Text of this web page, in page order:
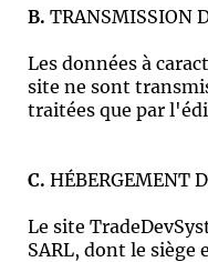
B. TRANSMISSION
Les données à
site ne sont
traitées que par
C. HÉBERGEMENT
Le site
SARL, dont le siège